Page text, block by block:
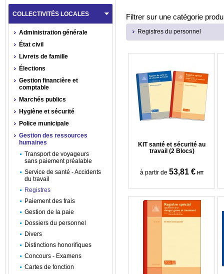
Filtrer sur une catégorie
Registres du personnel
KIT santé et sécurité au
travail (2 Blocs)
à partir de 53,81 € HT
COLLECTIVITÉS LOCALES
Administration générale
État civil
Livrets de famille
Élections
Gestion financière et
comptable
Marchés publics
Hygiène et sécurité
Police municipale
Gestion des ressources
humaines
Transport de voyageurs
sans paiement préalable
Service de santé - Accidents
du travail
Registres
Paiement des frais
Gestion de la paie
Dossiers du personnel
Divers
Distinctions honorifiques
Concours - Examens
Cartes de fonction